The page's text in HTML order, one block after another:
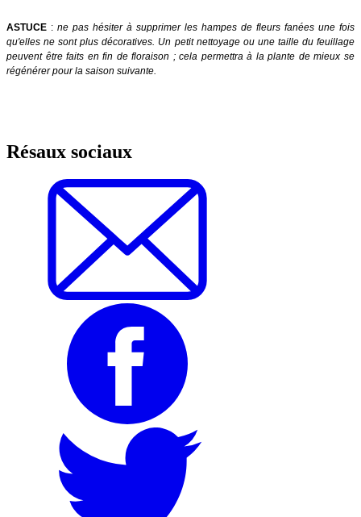
ASTUCE : ne pas hésiter à supprimer les hampes de fleurs fanées une fois
qu'elles ne sont plus décoratives. Un petit nettoyage ou une taille du feuillage
peuvent être faits en fin de floraison ; cela permettra à la plante de mieux se
régénérer pour la saison suivante.
Résaux sociaux